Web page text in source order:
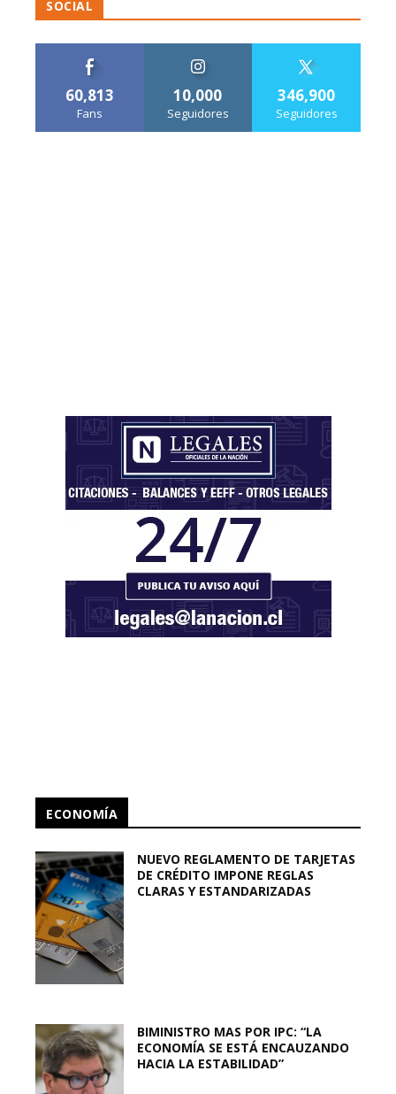
SOCIAL
60,813
Fans
10,000
Seguidores
346,900
Seguidores
ECONOMÍA
NUEVO REGLAMENTO DE TARJETAS
DE CRÉDITO IMPONE REGLAS
CLARAS Y ESTANDARIZADAS
BIMINISTRO MAS POR IPC: “LA
ECONOMÍA SE ESTÁ ENCAUZANDO
HACIA LA ESTABILIDAD”